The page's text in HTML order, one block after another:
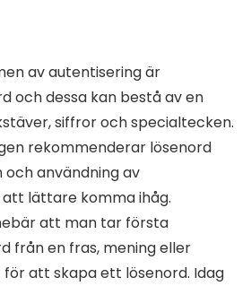
av autentisering är
och dessa kan bestå av en
siffror och specialtecken.
rekommenderar lösenord
användning av
lättare komma ihåg.
att man tar första
från en fras, mening eller
för att skapa ett lösenord. Idag